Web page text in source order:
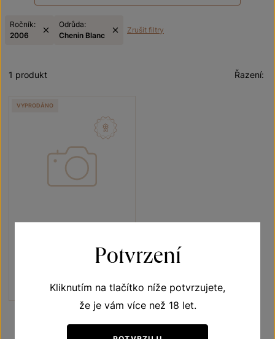
Ročník:
2006
Odrůda:
Chenin Blanc
Zrušit filtry
Řazení:
1 produkt
Chenin blanc
Šarže 6093
VYPRODÁNO
Potvrzení
Kliknutím na tlačítko níže potvrzujete,
že je vám více než 18 let.